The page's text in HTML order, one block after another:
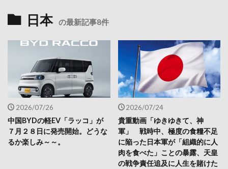
日本 の最新記事8件
2026/07/26
中国BYDの軽EV「ラッコ」が
７月２８日に発売開始。どうな
るか楽しみ～～。
2026/07/24
貴重動画「ゆきゆきて、神
軍」 戦時中、極度の食糧不足
に陥った日本軍が「組織的に人
肉を食べた」ことの暴露、天皇
の戦争責任追及に人生を賭けた